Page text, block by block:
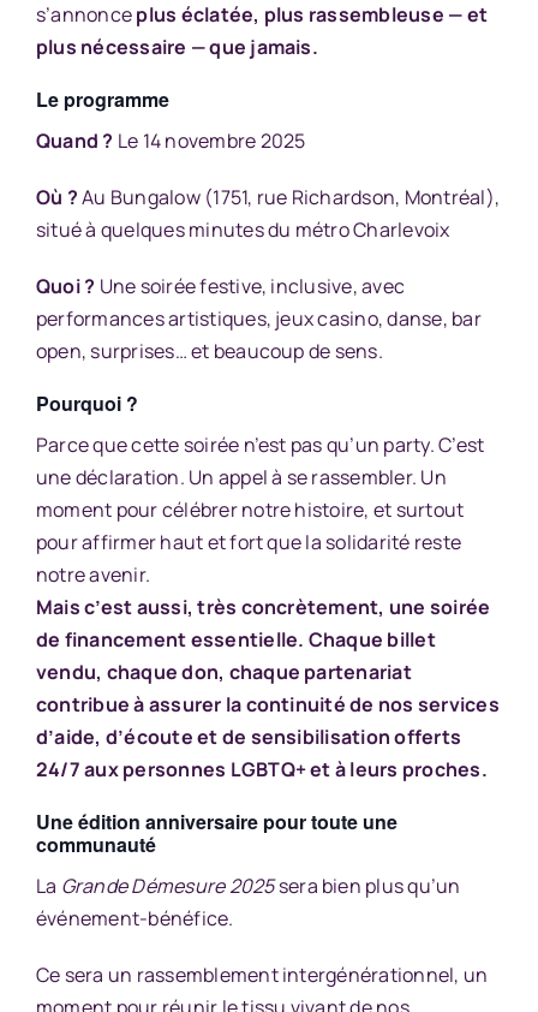
s’annonceplus éclatée, plus rassembleuse — et
plus nécessaire — que jamais.
Le programme
Quand ? Le 14 novembre 2025
Où ?Au Bungalow (1751, rue Richardson, Montréal),
situé à quelques minutes du métro Charlevoix
Quoi ? Une soirée festive, inclusive, avec
performances artistiques, jeux casino, danse, bar
open, surprises… et beaucoup de sens.
Pourquoi ?
Parce que cette soirée n’est pas qu’un party. C’est
une déclaration. Un appel à serassembler. Un
moment pour célébrer notre histoire, et surtout
pour affirmer haut et fort que la solidarité reste
notre avenir.
Mais c’est aussi, très concrètement, une soirée
de financement essentielle. Chaque billet
vendu, chaque don, chaque partenariat
contribue à assurer la continuité de nos services
d’aide, d’écoute et de sensibilisation offerts
24/7 aux personnes LGBTQ+ et à leurs proches.
Une édition anniversaire pour toute une
communauté
La Grande Démesure 2025sera bien plus qu’un
événement-bénéfice.
Ce sera un rassemblement intergénérationnel, un